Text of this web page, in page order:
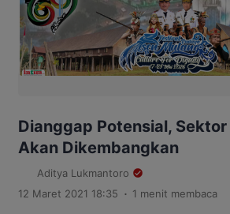
Dianggap Potensial,
Akan Dikembangkan
Aditya Lukmantoro
12 Maret 2021 18:35 . 1 menit membaca